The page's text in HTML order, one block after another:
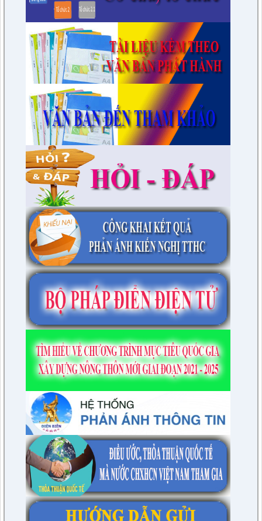
lượt xem: 3455 | lượt tải:975
7/QĐ-BPC
Quyết định thành lập đoàn giám sát việc thực hiện các quy
định của pháp luật về công tác thi hành án dân sự trên địa
bàn huyện năm 2021, 2022
lượt xem: 3391 | lượt tải:597
230/CTr-TT HĐND
Chương trình công tác tháng 03/2023 của TT HĐND
lượt xem: 3383 | lượt tải:461
1/NQ-TTHĐND
Nghị quyết V/v: Điều chỉnh cục bộ quy hoạch chi tiết xây dựng
tỷ lệ 1/500 Khu trung tâm thị trấn Tuần Giáo huyện Tuần Giáo
tỉnh Điện Biên ( Khu dân cư số 1 Thị trấn Tuần Giáo; Khu dân
cư số 2 Thị trấn Tuần Giáo; Khu dân cư mới số 3
lượt xem: 2804 | lượt tải:1463
2/CV-BDT
Đề xuất chuyên đề giám sát năm 2024
lượt xem: 3926 | lượt tải:979
4/CV-BKTXH
Đề xuất nội dung giám sát năm 2024 của TT HĐND huyện
lượt xem: 4948 | lượt tải:1315